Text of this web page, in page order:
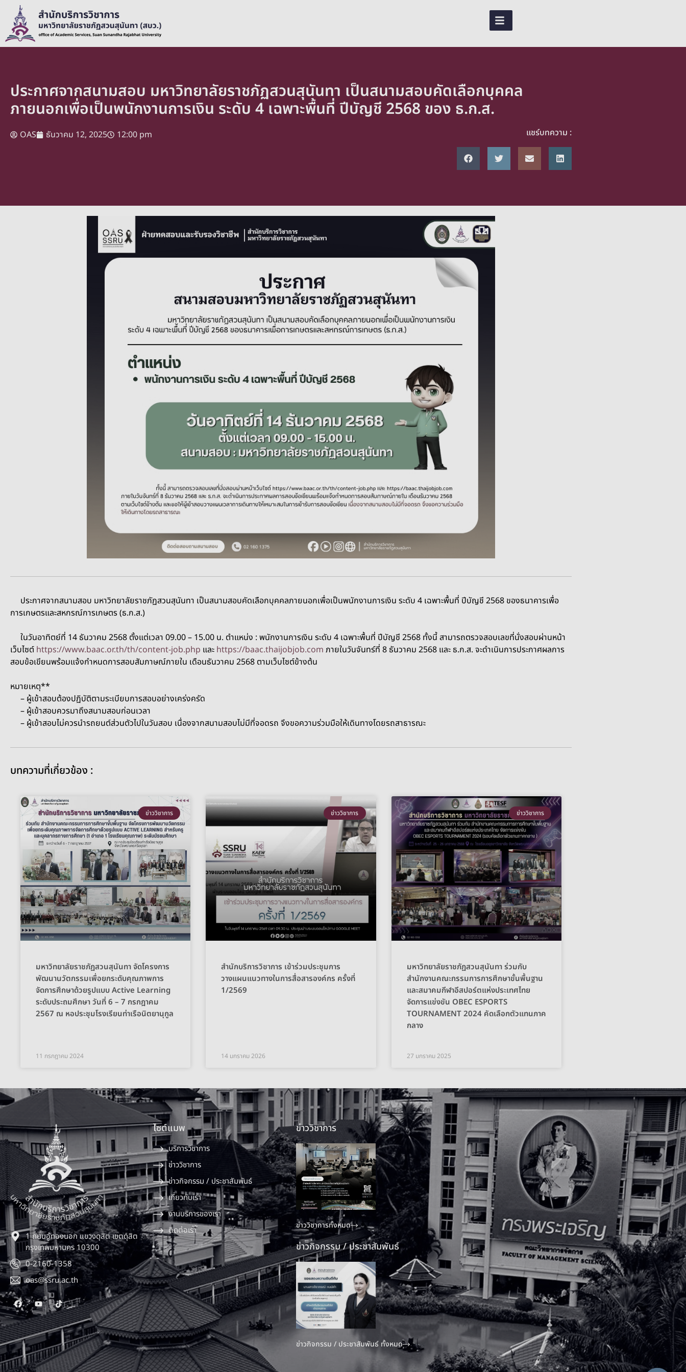
ประกาศจากสนามสอบ มหาวิทยาลัยราชภัฏสวนสุนันทา เป็นสนามสอบคัดเลือกบุคคล
ภายนอกเพื่อเป็นพนักงานการเงิน ระดับ 4 เฉพาะพื้นที่ ปีบัญชี 2568 ของ ธ.ก.ส.
OAS ธันวาคม 12, 2025 12:00 pm แชร์บทความ :
ประกาศจากสนามสอบ มหาวิทยาลัยราชภัฏสวนสุนันทา เป็นสนามสอบคัดเลือกบุคคลภายนอกเพื่อเป็นพนักงานการเงิน ระดับ 4 เฉพาะพื้นที่ ปีบัญชี 2568 ของธนาคารเพื่อ
การเกษตรและสหกรณ์การเกษตร (ธ.ก.ส.)
ในวันอาทิตย์ที่ 14 ธันวาคม 2568 ตั้งแต่เวลา 09.00 – 15.00 น. ตำแหน่ง : พนักงานการเงิน ระดับ 4 เฉพาะพื้นที่ ปีบัญชี 2568 ทั้งนี้ สามารถตรวจสอบเลขที่นั่งสอบผ่านหน้า
เว็บไซต์ https://www.baac.or.th/th/content-job.php และ https://baac.thaijobjob.com ภายในวันจันทร์ที่ 8 ธันวาคม 2568 และ ธ.ก.ส. จะดําเนินการประกาศผลการ
สอบข้อเขียนพร้อมแจ้งกําหนดการสอบสัมภาษณ์ภายใน เดือนธันวาคม 2568 ตามเว็บไซต์ข้างต้น
หมายเหตุ**
– ผู้เข้าสอบต้องปฏิบัติตามระเบียบการสอบอย่างเคร่งครัด
– ผู้เข้าสอบควรมาถึงสนามสอบก่อนเวลา
– ผู้เข้าสอบไม่ควรนำรถยนต์ส่วนตัวไปในวันสอบ เนื่องจากสนามสอบไม่มีที่จอดรถ จึงขอความร่วมมือให้เดินทางโดยรถสาธารณะ
บทความที่เกี่ยวข้อง :
ข่าววิชาการ
มหาวิทยาลัยราชภัฏสวนสุนันทา จัดโครงการ
พัฒนานวัตกรรมเพื่อยกระดับคุณภาพการ
จัดการศึกษาด้วยรูปแบบ Active Learning
ระดับประถมศึกษา วันที่ 6 – 7 กรกฎาคม
2567 ณ หอประชุมโรงเรียนท่าเรือนิตยานุกูล
11 กรกฎาคม 2024
ข่าววิชาการ
สำนักบริการวิชาการ เข้าร่วมประชุมการ
วางแผนแนวทางในการสื่อสารองค์กร ครั้งที่
1/2569
14 มกราคม 2026
ข่าววิชาการ
มหาวิทยาลัยราชภัฏสวนสุนันทา ร่วมกับ
สำนักงานคณะกรรมการการศึกษาขั้นพื้นฐาน
และสมาคมกีฬาอีสปอร์ตแห่งประเทศไทย
จัดการแข่งขัน OBEC ESPORTS
TOURNAMENT 2024 คัดเลือกตัวแทนภาค
กลาง
27 มกราคม 2025
1 ถนนอู่ทองนอก แขวงดุสิต เขตดุสิต
กรุงเทพมหานคร 10300
0-2160-1358
oas@ssru.ac.th
ไซต์แมพ
บริการวิชาการ
ข่าววิชาการ
ข่าวกิจกรรม / ประชาสัมพันธ์
เกี่ยวกับเรา
งานบริการของเรา
ติดต่อเรา
ข่าววิชาการ
ข่าววิชาการทั้งหมด
ข่าวกิจกรรม / ประชาสัมพันธ์
ข่าวกิจกรรม / ประชาสัมพันธ์ ทั้งหมด